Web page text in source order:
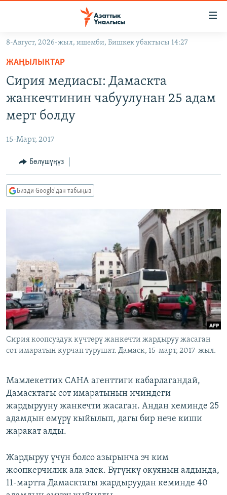
Навигацияга
өтүңүз
Издөөгө
салыңызКЫРГЫЗСТАН
МАДАНИЯТ
ДҮЙНӨ
УКРАИНА
ТВ ПРОГРАММАЛАР
БҮГҮН АЗАТТЫКТА
ЫҢГАЙСЫЗ СУРООЛОР
ПОДКАСТ
ЭЕ/АРнун бардык сайттары
8-Август, 2026-жыл, ишемби, Бишкек убактысы 14:27
ЖАҢЫЛЫКТАР
Сирия медиасы: Дамаскта
жанкечтинин чабуулунан 25 адам
мерт болду
15-Март, 2017
Бөлүшүңүз
Бизди Google'дан табыңыз
Сирия коопсуздук күчтөрү жанкечти жардыруу жасаган
сот имаратын курчап турушат. Дамаск, 15-март, 2017-жыл.
Мамлекеттик САНА агенттиги кабарлагандай,
Дамасктагы сот имаратынын ичиндеги
жардырууну жанкечти жасаган. Андан кеминде 25
адамдын өмүрү кыйылып, дагы бир нече киши
жаракат алды.
Жардыруу үчүн болсо азырынча эч ким
жоопкерчилик ала элек. Бүгүнкү окуянын алдында,
11-мартта Дамасктагы жардыруудан кеминде 40